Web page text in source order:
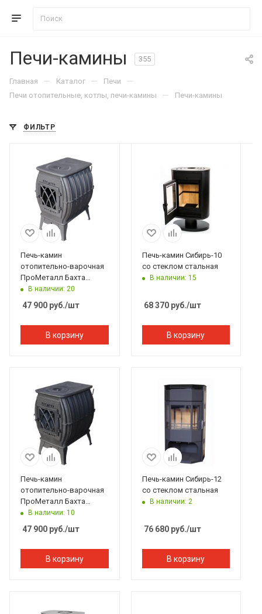
Печи-камины 355
Главная — Каталог — Печи —
Печи отопительные, котлы, печи-камины — Печи-камины
ФИЛЬТР
Печь-камин
отопительно-варочная
ПроМеталл Бахта
серый
В наличии: 20
47 900 руб./шт
В корзину
Печь-камин Сибирь-10
со стеклом стальная
В наличии: 15
68 370руб./шт
В корзину
Печь-камин
отопительно-варочная
ПроМеталл Бахта
черный
В наличии: 10
47 900 руб./шт
В корзину
Печь-камин Сибирь-12
со стеклом стальная
В наличии: 2
76 680руб./шт
В корзину